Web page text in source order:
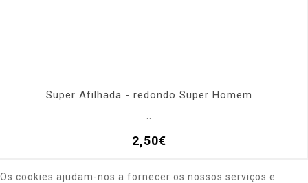
Super Afilhada - redondo Super Homem
2,50€
Os cookies ajudam-nos a fornecer os nossos serviços e